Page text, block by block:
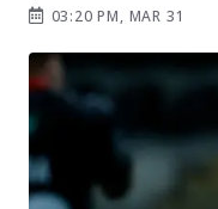
03:20 PM, MAR 31